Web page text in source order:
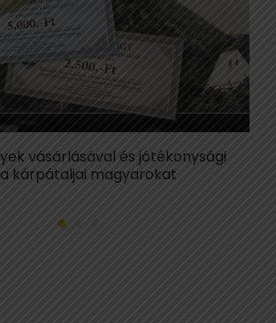
vásárlásával és jótékonysági
kárpátaljai magyarokat